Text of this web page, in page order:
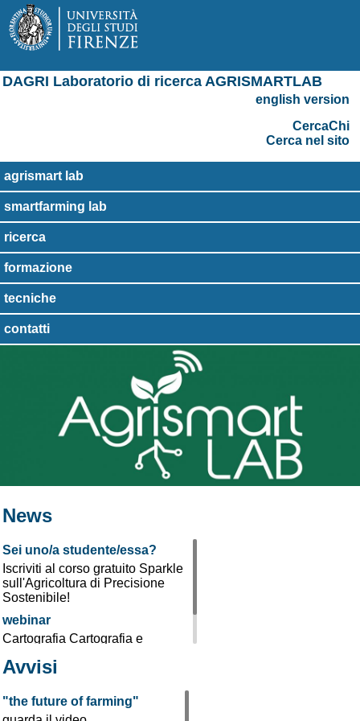
DAGRI Laboratorio di ricerca AGRISMARTLAB
english version
CercaChi
Cerca nel sito
agrismart lab
smartfarming lab
ricerca
formazione
tecniche
contatti
News
Sei uno/a studente/essa?
Iscriviti al corso gratuito Sparkle
sull'Agricoltura di Precisione
Sostenibile!
webinar
Cartografia Cartografia e
sensori prossimali
Avvisi
"the future of farming"